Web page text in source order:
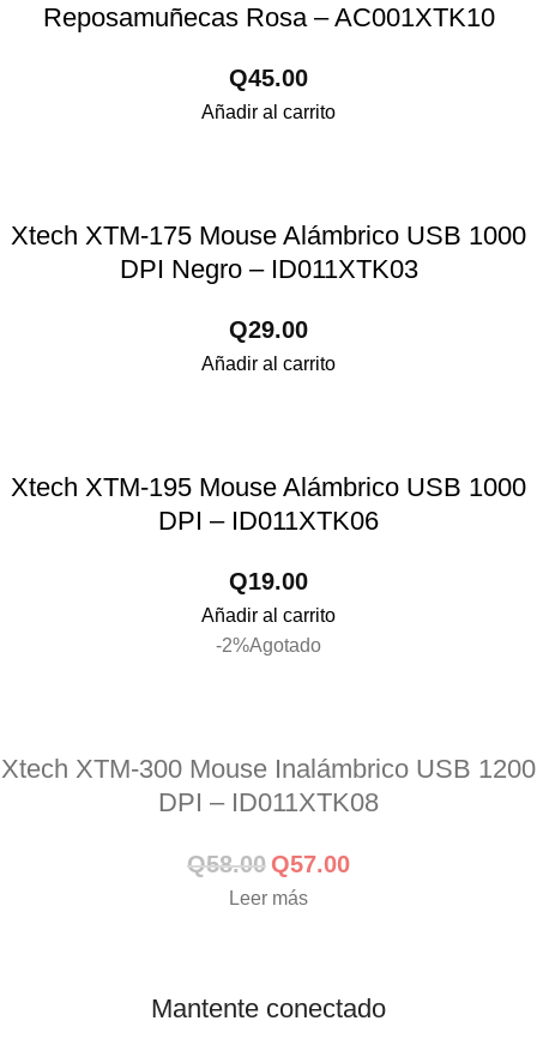
Reposamuñecas Rosa – AC001XTK10
Q45.00
Añadir al carrito
Xtech XTM-175 Mouse Alámbrico USB 1000
DPI Negro – ID011XTK03
Q29.00
Añadir al carrito
Xtech XTM-195 Mouse Alámbrico USB 1000
DPI – ID011XTK06
Q19.00
Añadir al carrito
-2%Agotado
Xtech XTM-300 Mouse Inalámbrico USB 1200
DPI – ID011XTK08
Q58.00 Q57.00
Leer más
Mantente conectado